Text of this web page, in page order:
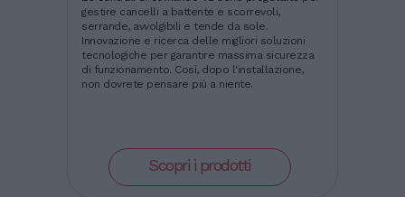
gestire cancelli a battente e scorrevoli,
serrande, avvolgibili e tende da sole.
Innovazione e ricerca delle migliori soluzioni
tecnologiche per garantire massima sicurezza
di funzionamento. Così, dopo l'installazione,
non dovrete pensare più a niente.
Scopri i prodotti